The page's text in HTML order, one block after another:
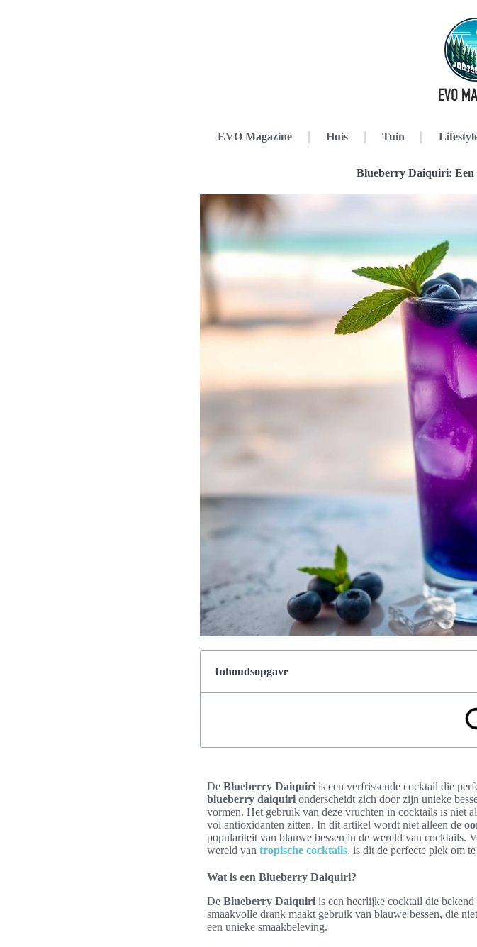
EVO Magazine Huis Tuin
Blueberry Daiquiri: Een
Inhoudsopgave
De Blueberry Daiquiri is een verfrissende cocktail die
blueberry daiquiri onderscheidt zich door zijn unieke
vormen. Het gebruik van deze vruchten in cocktails is niet
vol antioxidanten zitten. In dit artikel wordt niet alleen de
populariteit van blauwe bessen in de wereld van cocktails.
wereld van tropische cocktails, is dit de perfecte plek om
Wat is een Blueberry Daiquiri?
De Blueberry Daiquiri is een heerlijke cocktail die bekend
smaakvolle drank maakt gebruik van blauwe bessen, die
een unieke smaakbeleving.